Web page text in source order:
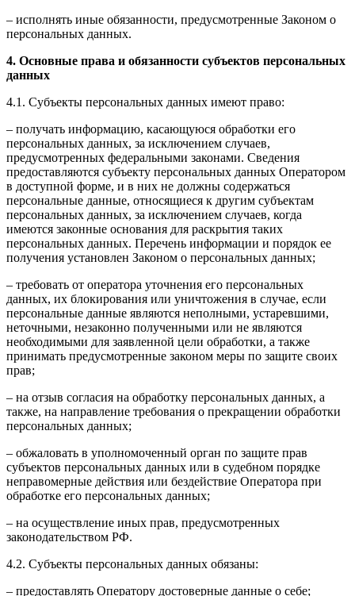
– исполнять иные обязанности, предусмотренные Законом о
персональных данных.
4. Основные права и обязанности субъектов персональных
данных
4.1. Субъекты персональных данных имеют право:
– получать информацию, касающуюся обработки его
персональных данных, за исключением случаев,
предусмотренных федеральными законами. Сведения
предоставляются субъекту персональных данных Оператором
в доступной форме, и в них не должны содержаться
персональные данные, относящиеся к другим субъектам
персональных данных, за исключением случаев, когда
имеются законные основания для раскрытия таких
персональных данных. Перечень информации и порядок ее
получения установлен Законом о персональных данных;
– требовать от оператора уточнения его персональных
данных, их блокирования или уничтожения в случае, если
персональные данные являются неполными, устаревшими,
неточными, незаконно полученными или не являются
необходимыми для заявленной цели обработки, а также
принимать предусмотренные законом меры по защите своих
прав;
– на отзыв согласия на обработку персональных данных, а
также, на направление требования о прекращении обработки
персональных данных;
– обжаловать в уполномоченный орган по защите прав
субъектов персональных данных или в судебном порядке
неправомерные действия или бездействие Оператора при
обработке его персональных данных;
– на осуществление иных прав, предусмотренных
законодательством РФ.
4.2. Субъекты персональных данных обязаны:
– предоставлять Оператору достоверные данные о себе;